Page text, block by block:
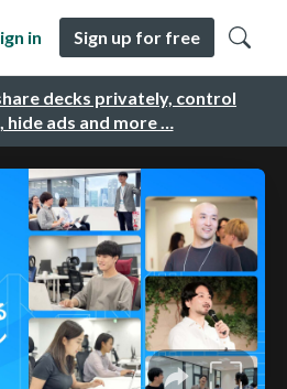
decks privately, control
hide ads and more …
in Sign up for free